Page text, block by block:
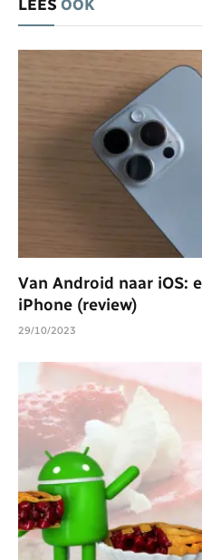
LEES OOK
Van Android naar iOS:
iPhone (review)
29/10/2023